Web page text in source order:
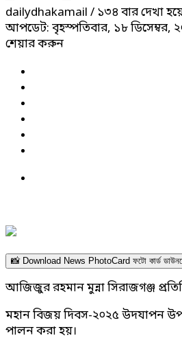
dailydhakamail / ১৩৪ বার দেখা
আপডেট: বৃহস্পতিবার, ১৮ ডিসেম্বর,
শেয়ার করুন
📸 Download News PhotoCard ফটো কার্ড
আজিজুর রহমান মুন্না সিরাজগঞ্জ
মহান বিজয় দিবস-২০২৫ উদযাপন
পালন করা হয়।